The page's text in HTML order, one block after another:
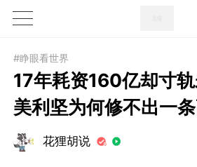
1X
#睁眼看世界
17年耗资160亿却寸
美利坚为何修不出一
花狸胡说